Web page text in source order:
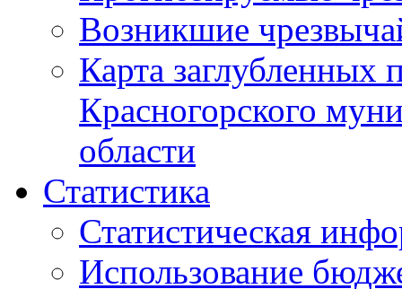
Возникшие
Карта
Красногорского
области
Статистика
Статистическая
Использование